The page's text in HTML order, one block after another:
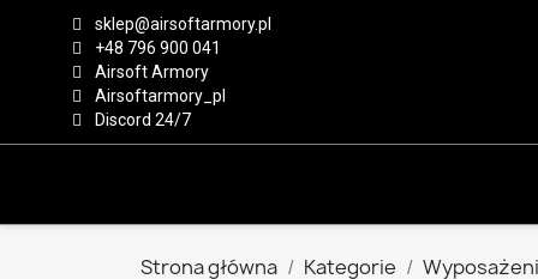
sklep@airsoftarmory.pl
+48 796 900 041
Airsoft Armory
Airsoftarmory_pl
Discord 24/7
Strona główna Kategorie